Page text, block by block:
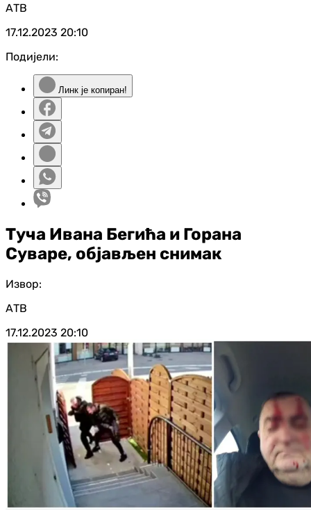
АТВ
17.12.2023 20:10
Подијели:
Линк је копиран!
Туча Ивана Бегића и Горана
Суваре, објављен снимак
Извор:
АТВ
17.12.2023 20:10